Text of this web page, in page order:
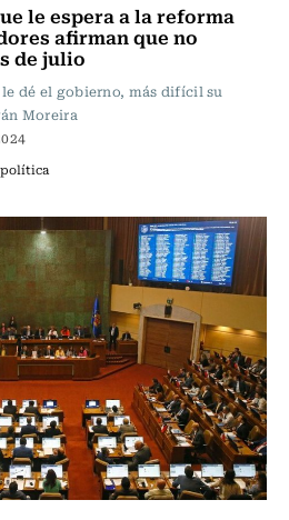
le espera a la reforma
afirman que no
de julio
dé el gobierno, más difícil su
Moreira